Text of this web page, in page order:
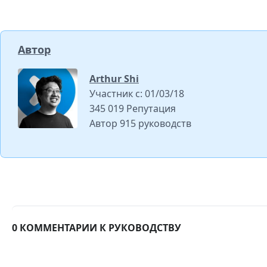
Автор
Arthur Shi
Участник с: 01/03/18
345 019 Репутация
Автор 915 руководств
0 КОММЕНТАРИИ К РУКОВОДСТВУ